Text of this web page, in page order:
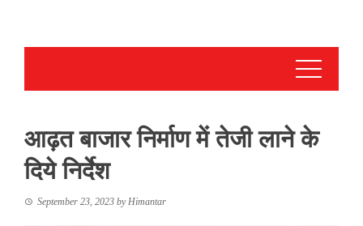
आढ़त बाजार निर्माण में तेजी लाने के
दिये निर्देश
September 23, 2023 byHimantar